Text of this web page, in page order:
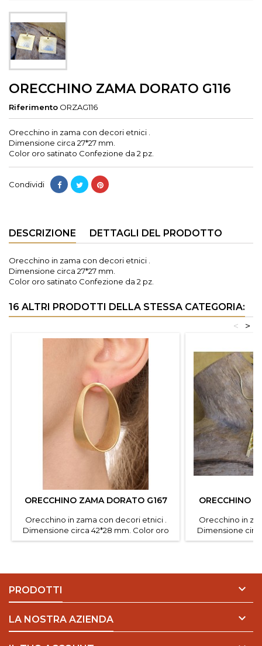
ORECCHINO ZAMA DORATO G116
Riferimento ORZAG116
Orecchino in zama con decori etnici .
Dimensione circa 27*27 mm.
Color oro satinato Confezione da 2 pz.
Condividi
DESCRIZIONE DETTAGLI DEL PRODOTTO
Orecchino in zama con decori etnici .
Dimensione circa 27*27 mm.
Color oro satinato Confezione da 2 pz.
16 ALTRI PRODOTTI DELLA STESSA CATEGORIA:
>
<
ORECCHINO ZAMA DORATO G167
Orecchino in zama con decori etnici .
Dimensione circa 42*28 mm. Color oro
satinato Confezione da 2 paia.
ORECCHINO
Orecchino in
Dimensione
PRODOTTI 
LA NOSTRA AZIENDA 